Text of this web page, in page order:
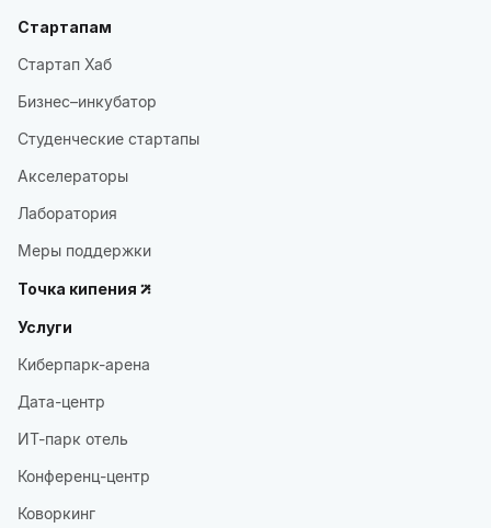
Стартапам
Стартап Хаб
Бизнес–инкубатор
Студенческие стартапы
Акселераторы
Лаборатория
Меры поддержки
Точка кипения
Услуги
Киберпарк-арена
Дата-центр
ИТ-парк отель
Конференц-центр
Коворкинг